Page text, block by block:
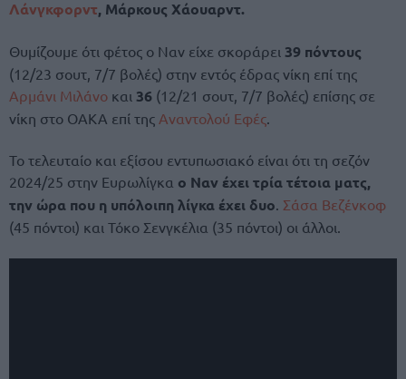
Λάνγκφορντ, Μάρκους Χάουαρντ.
Θυμίζουμε ότι φέτος ο Ναν είχε σκοράρει 39 πόντους
(12/23 σουτ, 7/7 βολές) στην εντός έδρας νίκη επί της
Αρμάνι Μιλάνο και 36 (12/21 σουτ, 7/7 βολές) επίσης σε
νίκη στο ΟΑΚΑ επί της Αναντολού Εφές.
Το τελευταίο και εξίσου εντυπωσιακό είναι ότι τη σεζόν
2024/25 στην Ευρωλίγκα ο Ναν έχει τρία τέτοια ματς,
την ώρα που η υπόλοιπη λίγκα έχει δυο. Σάσα Βεζένκοφ
(45 πόντοι) και Τόκο Σενγκέλια (35 πόντοι) οι άλλοι.